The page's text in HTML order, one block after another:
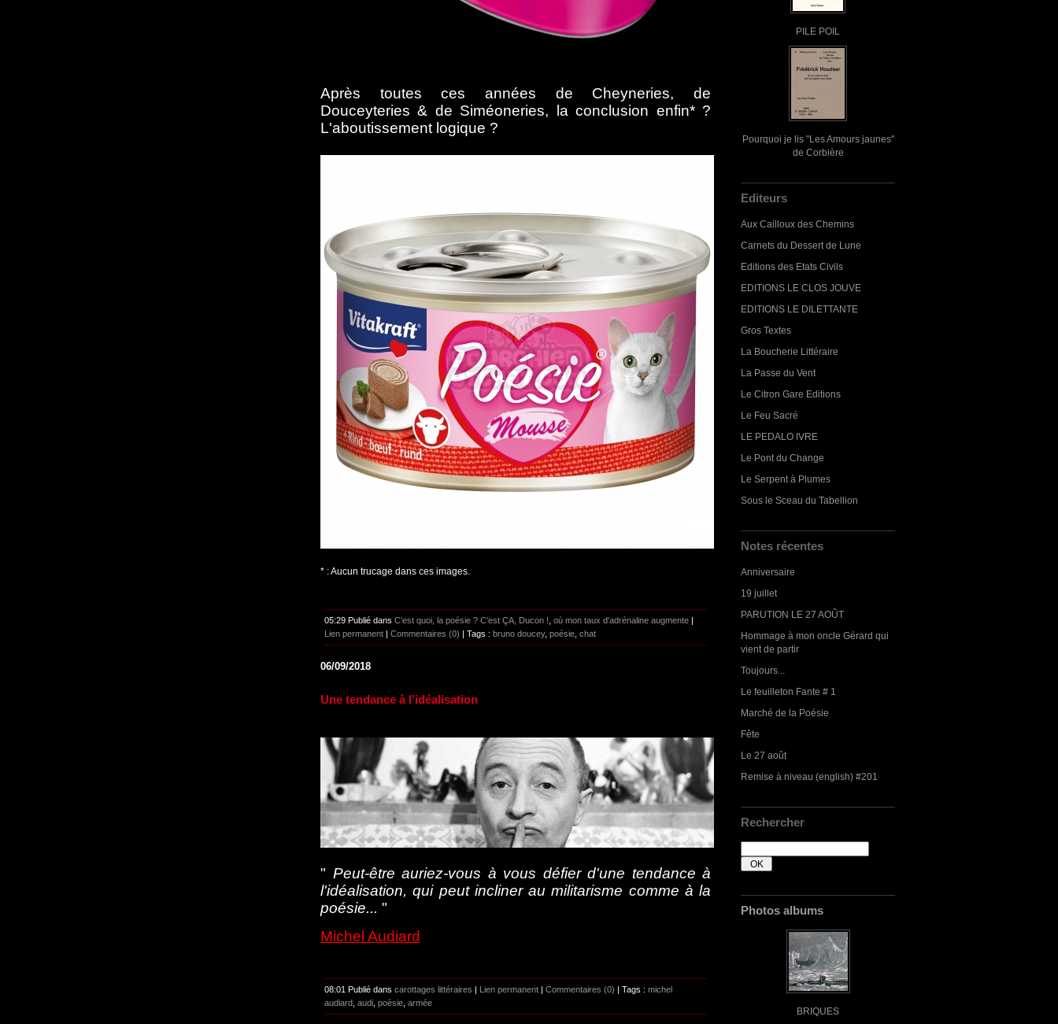
PILE POIL
Pourquoi je lis "Les Amours jaunes"
de Corbière
Editeurs
Aux Cailloux des Chemins
Carnets du Dessert de Lune
Editions des Etats Civils
EDITIONS LE CLOS JOUVE
EDITIONS LE DILETTANTE
Gros Textes
La Boucherie Littéraire
La Passe du Vent
Le Citron Gare Editions
Le Feu Sacré
LE PEDALO IVRE
Le Pont du Change
Le Serpent à Plumes
Sous le Sceau du Tabellion
Notes récentes
Anniversaire
19 juillet
PARUTION LE 27 AOÛT
Hommage à mon oncle Gérard qui
vient de partir
Toujours...
Le feuilleton Fante # 1
Marché de la Poésie
Fête
Le 27 août
Remise à niveau (english) #201
Rechercher
Photos albums
BRIQUES
Après toutes ces années de Cheyneries, de
Douceyteries & de Siméoneries, la conclusion enfin* ?
L'aboutissement logique ?
* : Aucun trucage dans ces images.
05:29 Publié dans C’est quoi, la poésie ? C’est ÇA, Ducon ! où mon taux d'adrénaline augmente |
Lien permanent | Commentaires (0) | Tags : bruno doucey, poésie chat
06/09/2018
Une tendance à l'idéalisation
" Peut-être auriez-vous à vous défier d'une tendance à
l'idéalisation, qui peut incliner au militarisme comme à la
poésie... "
Michel Audiard
08:01 Publié dans carottages littéraires | Lien permanent | Commentaires (0) | Tags : michel
audiard audi poésie armée